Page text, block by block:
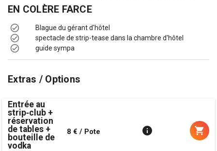
EN COLÈRE FARCE
Blague du gérant d'hôtel
spectacle de strip-tease dans la chambre d'hôtel
guide sympa
Extras / Options
Entrée au
strip‑club +
réservation
de tables +
bouteille de
vodka
8 € / Pote